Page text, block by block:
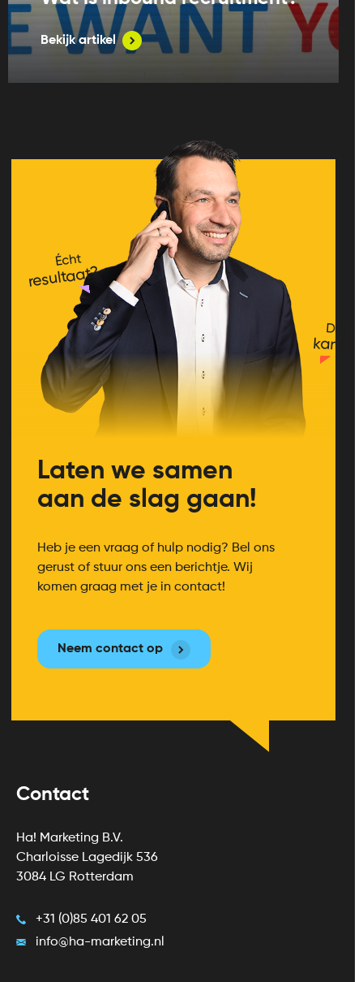
Bekijk artikel
Écht
resultaat?
Dat
kan!
Laten we samen
aan de slag gaan!
Heb je een vraag of hulp nodig? Bel ons
gerust of stuur ons een berichtje. Wij
komen graag met je in contact!
Neem contact op
Contact
Ha! Marketing B.V.
Charloisse Lagedijk 536
3084 LG Rotterdam
+31 (0)85 401 62 05
info@ha-marketing.nl